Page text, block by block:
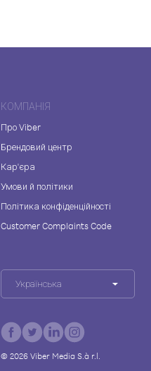
КОМПАНІЯ
Про Viber
Брендовий центр
Кар'єра
Умови й політики
Політика конфіденційності
Customer Complaints Code
Українська
© 2026Viber Media S.à r.l.